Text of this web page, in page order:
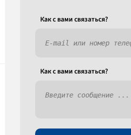
Как c вами связаться?
Как c вами связаться?